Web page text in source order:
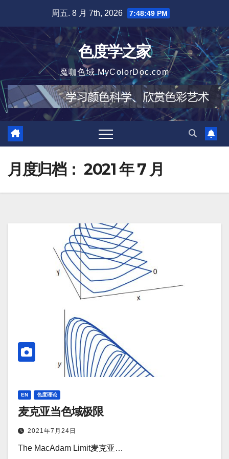
周五. 8 月 7th, 2026 7:48:50 PM
色度学之家
魔咖色域 MyColorDoc.com
月度归档： 2021 年 7 月
EN 色度理论
麦克亚当色域极限
2021年7月24日
The MacAdam Limit麦克亚…